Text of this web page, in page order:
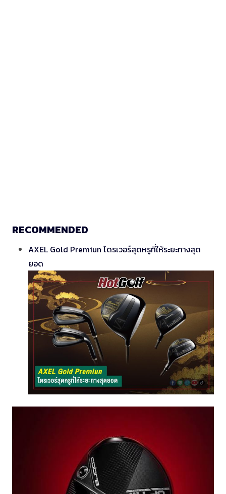
RECOMMENDED
AXEL Gold Premiun ไดรเวอร์สุดหรูที่ให้ระยะทางสุด
ยอด